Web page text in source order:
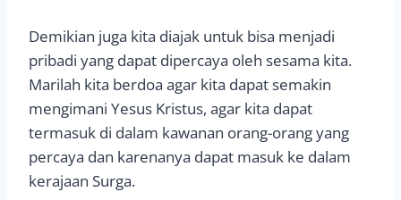
Demikian juga kita diajak untuk bisa menjadi
pribadi yang dapat dipercaya oleh sesama kita.
Marilah kita berdoa agar kita dapat semakin
mengimani Yesus Kristus, agar kita dapat
termasuk di dalam kawanan orang-orang yang
percaya dan karenanya dapat masuk ke dalam
kerajaan Surga.